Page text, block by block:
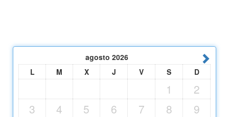
agosto 2026
L
M X J V S D
1
2
3
4 5 6 7 8
9